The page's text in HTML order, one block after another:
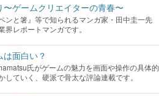
〜ゲームクリエイターの青春〜
ンと箸』等で知られるマンガ家・田中圭一先
界レポートマンガです。
は面白い？
氏がゲームの魅力を画面や操作の具体的
していく、硬派で骨太な評論連載です。